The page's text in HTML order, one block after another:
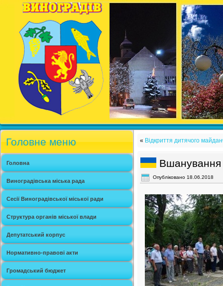
Головне меню
Головна
Виноградівська міська рада
Сесії Виноградівської міської ради
Структура органів міської влади
Депутатський корпус
Нормативно-правові акти
Громадський бюджет
« Відкриття дитячого
Вшанування
Опубліковано 18.06.2018